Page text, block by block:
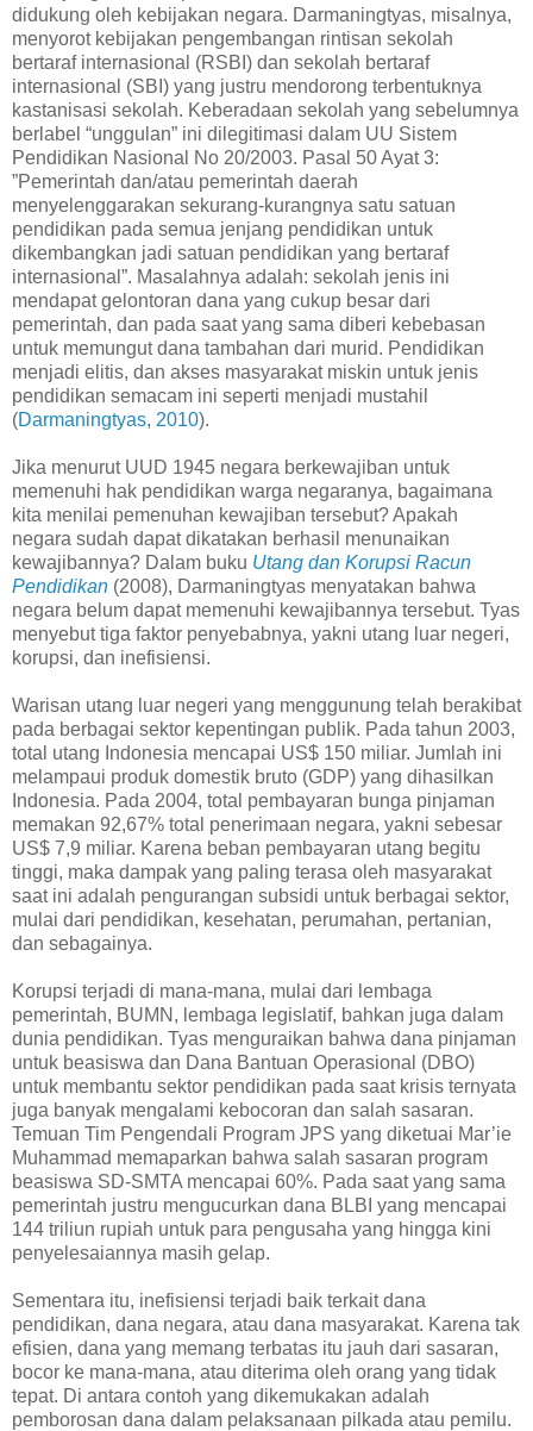
didukung oleh kebijakan negara. Darmaningtyas, misalnya,
menyorot kebijakan pengembangan rintisan sekolah
bertaraf internasional (RSBI) dan sekolah bertaraf
internasional (SBI) yang justru mendorong terbentuknya
kastanisasi sekolah. Keberadaan sekolah yang sebelumnya
berlabel “unggulan” ini dilegitimasi dalam UU Sistem
Pendidikan Nasional No 20/2003. Pasal 50 Ayat 3:
”Pemerintah dan/atau pemerintah daerah
menyelenggarakan sekurang-kurangnya satu satuan
pendidikan pada semua jenjang pendidikan untuk
dikembangkan jadi satuan pendidikan yang bertaraf
internasional”. Masalahnya adalah: sekolah jenis ini
mendapat gelontoran dana yang cukup besar dari
pemerintah, dan pada saat yang sama diberi kebebasan
untuk memungut dana tambahan dari murid. Pendidikan
menjadi elitis, dan akses masyarakat miskin untuk jenis
pendidikan semacam ini seperti menjadi mustahil
(Darmaningtyas, 2010).
Jika menurut UUD 1945 negara berkewajiban untuk
memenuhi hak pendidikan warga negaranya, bagaimana
kita menilai pemenuhan kewajiban tersebut? Apakah
negara sudah dapat dikatakan berhasil menunaikan
kewajibannya? Dalam buku Utang dan Korupsi Racun
Pendidikan (2008), Darmaningtyas menyatakan bahwa
negara belum dapat memenuhi kewajibannya tersebut. Tyas
menyebut tiga faktor penyebabnya, yakni utang luar negeri,
korupsi, dan inefisiensi.
Warisan utang luar negeri yang menggunung telah berakibat
pada berbagai sektor kepentingan publik. Pada tahun 2003,
total utang Indonesia mencapai US$ 150 miliar. Jumlah ini
melampaui produk domestik bruto (GDP) yang dihasilkan
Indonesia. Pada 2004, total pembayaran bunga pinjaman
memakan 92,67% total penerimaan negara, yakni sebesar
US$ 7,9 miliar. Karena beban pembayaran utang begitu
tinggi, maka dampak yang paling terasa oleh masyarakat
saat ini adalah pengurangan subsidi untuk berbagai sektor,
mulai dari pendidikan, kesehatan, perumahan, pertanian,
dan sebagainya.
Korupsi terjadi di mana-mana, mulai dari lembaga
pemerintah, BUMN, lembaga legislatif, bahkan juga dalam
dunia pendidikan. Tyas menguraikan bahwa dana pinjaman
untuk beasiswa dan Dana Bantuan Operasional (DBO)
untuk membantu sektor pendidikan pada saat krisis ternyata
juga banyak mengalami kebocoran dan salah sasaran.
Temuan Tim Pengendali Program JPS yang diketuai Mar’ie
Muhammad memaparkan bahwa salah sasaran program
beasiswa SD-SMTA mencapai 60%. Pada saat yang sama
pemerintah justru mengucurkan dana BLBI yang mencapai
144 triliun rupiah untuk para pengusaha yang hingga kini
penyelesaiannya masih gelap.
Sementara itu, inefisiensi terjadi baik terkait dana
pendidikan, dana negara, atau dana masyarakat. Karena tak
efisien, dana yang memang terbatas itu jauh dari sasaran,
bocor ke mana-mana, atau diterima oleh orang yang tidak
tepat. Di antara contoh yang dikemukakan adalah
pemborosan dana dalam pelaksanaan pilkada atau pemilu.